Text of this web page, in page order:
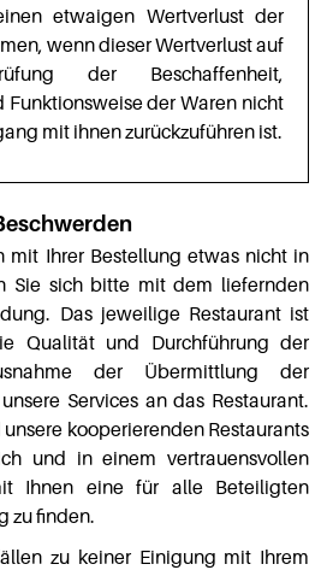
etwaigen Wertverlust der
wenn dieser Wertverlust auf
der Beschaffenheit,
Funktionsweise der Waren nicht
mit ihnen zurückzuführen ist.
mit Ihrer Bestellung etwas nicht in
Sie sich bitte mit dem liefernden
Das jeweilige Restaurant ist
Qualität und Durchführung der
der Übermittlung der
Services an das Restaurant.
kooperierenden Restaurants
und in einem vertrauensvollen
Ihnen eine für alle Beteiligten
zu finden.
zu keiner Einigung mit Ihrem